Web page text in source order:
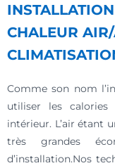
CHALEUR
Comme son nom
utiliser les calories
intérieur. L’air étant
très grandes
d’installation.Nos